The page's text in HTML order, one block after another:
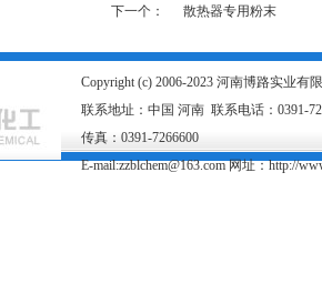
下一个：
散热器专用粉末
Copyright (c) 2006-2023 河南博路实业有
联系地址：中国 河南 联系电话：0391-
传真：0391-7266600
E-mail:zzblchem@163.com 网址：http://